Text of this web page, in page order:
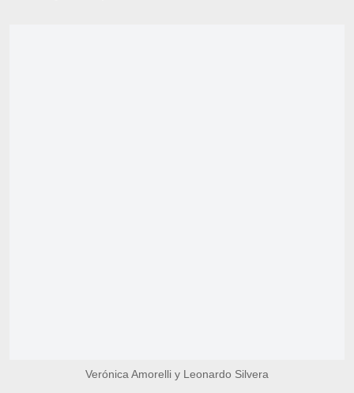
Verónica Amorelli y Leonardo Silvera